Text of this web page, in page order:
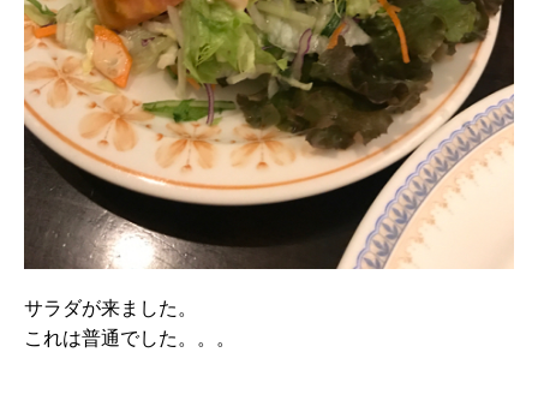
サラダが来ました。
これは普通でした。。。